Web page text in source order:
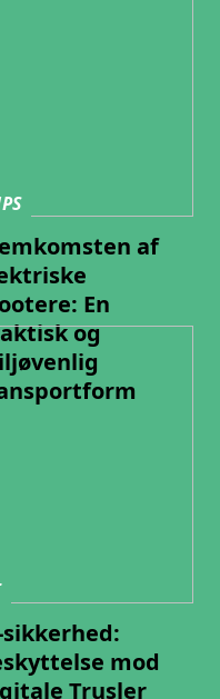
af
En
og
sikkerhed:
mod
Trusler